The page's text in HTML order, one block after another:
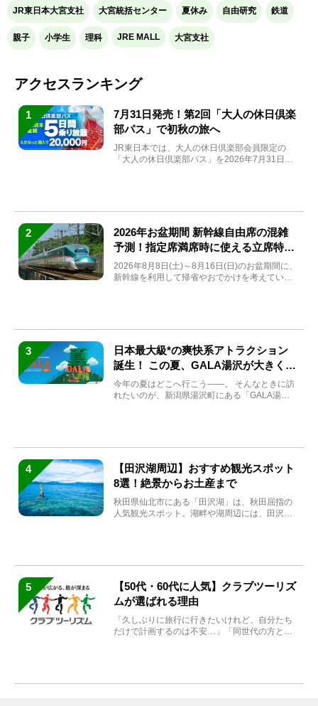
JR東日本大宮支社 大宮統括センター 夏休み 自由研究 鉄道
親子 小学生 理科 JRE MALL 大宮支社
アクセスランキング
1
7月31日発売！第2回「大人の休日倶楽
部パス」で初秋の旅へ
JR東日本では、大人の休日倶楽部会員限定の
「大人の休日倶楽部パス」を2026年7月31日
2
2026年お盆期間 新幹線自由席の混雑
予測！指定席満席時に使える立席特急
券も解説
2026年8月8日(土)～8月16日(日)のお盆期間に、
新幹線を利用して帰省やおでかけを考えている
3
日本最大級*の爽快系アトラクション
誕生！ この夏、GALA湯沢が大きく生
まれ変わる
今年の夏はどこへ行こう――。 そんなときに訪
れたいのが、新潟県湯沢町にある「GALA湯
4
【田沢湖周辺】おすすめ観光スポット
8選！絶景からお土産まで
秋田県仙北市にある「田沢湖」は、秋田屈指の
人気観光スポット。湖畔や湖周辺には、田沢湖
5
【50代・60代に人気】クラブツーリズ
ムが選ばれる理由
「久しぶりに旅行に行きたいけれど、自分たち
だけで計画するのは不安…」「同世代の方と気